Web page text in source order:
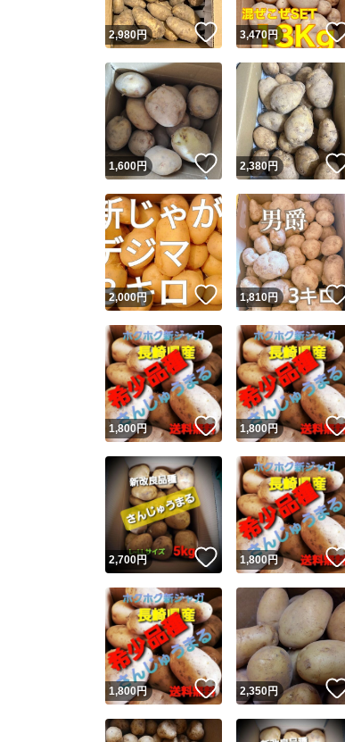
2,980円 いいね！
3,470円
1,600円 いいね！
2,380円
2,000円 いいね！
1,810円
1,800円 いいね！
1,800円
2,700円 いいね！
1,800円
1,800円 いいね！
2,350円